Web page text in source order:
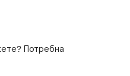
Потребна